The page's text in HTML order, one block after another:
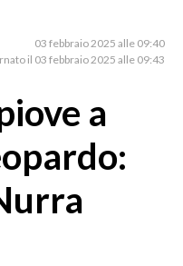
03 febbraio 2025 alle 09:40
il 03 febbraio 2025 alle 09:43
a